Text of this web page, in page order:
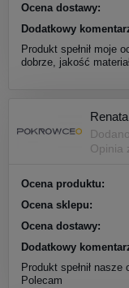
Ocena dostawy:
Dodatkowy
Produkt spełnił moje
dobrze, jakość
Renata
Opinia
Ocena produktu:
Ocena sklepu:
Ocena dostawy:
Dodatkowy
Produkt spełnił
Polecam